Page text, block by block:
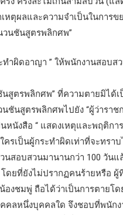
หตุผลและความจำเป็นในการ
วนชันสูตรพลิกศพ”
ำผิดอาญา ” ให้พนักงานสอบ
นสูตรพลิกศพ” ที่ความตายมิไ
ชันสูตรพลิกศพไปยัง “ผู้ว่าราช
หนังสือ “ แสดงเหตุและพฤติก
ครเป็นผู้กระทำผิดเท่าที่จะทรา
สอบสวนมานานกว่า 100 วัน
ยที่ยังไม่ปรากฏคนร้ายหรือ
องชมพู่ ถือได้ว่าเป็นการตาย
คลหนึ่งบุคคลใด จึงชอบที่พนั